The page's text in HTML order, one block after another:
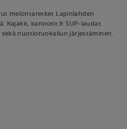
melontaretket Lapinlahden
Kajakit, kanootit & SUP-laudat.
nuotioruokailun järjestäminen.